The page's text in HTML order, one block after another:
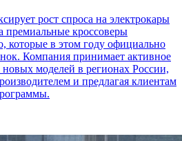
рост спроса на электрокары
премиальные кроссоверы
которые в этом году официально
Компания принимает активное
новых моделей в регионах России,
и предлагая клиентам